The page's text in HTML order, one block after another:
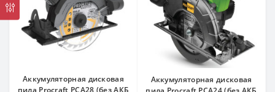
Аккумуляторная дисковая
пила Procraft PCA28 (без АКБ
Аккумуляторная дисковая